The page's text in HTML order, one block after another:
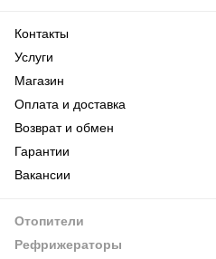
Отопители
Рефрижераторы
Контакты
Услуги
Магазин
Оплата и доставка
Возврат и обмен
Гарантии
Вакансии